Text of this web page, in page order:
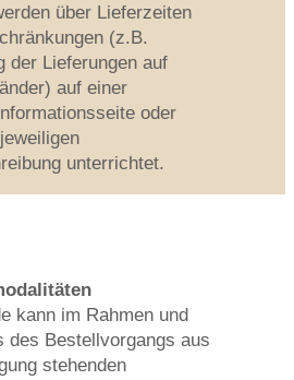
über Lieferzeiten
(z.B.
der Lieferungen auf
auf einer
oder
unterrichtet.
kann im Rahmen und
des Bestellvorgangs aus
stehenden